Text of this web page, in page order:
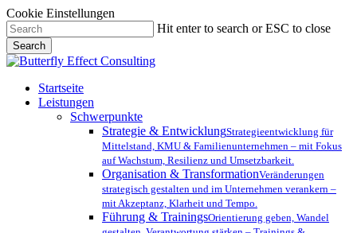
Cookie Einstellungen
Skip
to
main
content
Hit enter to search or ESC to close
Search
Close
Menu
Startseite
Leistungen
Schwerpunkte
Strategie & EntwicklungStrategieentwicklung für
Mittelstand, KMU & Familienunternehmen – mit Fokus
auf Wachstum, Resilienz und Umsetzbarkeit.
Organisation & TransformationVeränderungen
strategisch gestalten und im Unternehmen verankern –
mit Akzeptanz, Klarheit und Tempo.
Führung & TrainingsOrientierung geben, Wandel